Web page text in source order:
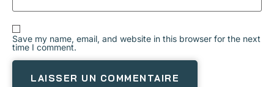
Save my name, email, and website in this browser for the next
time I comment.